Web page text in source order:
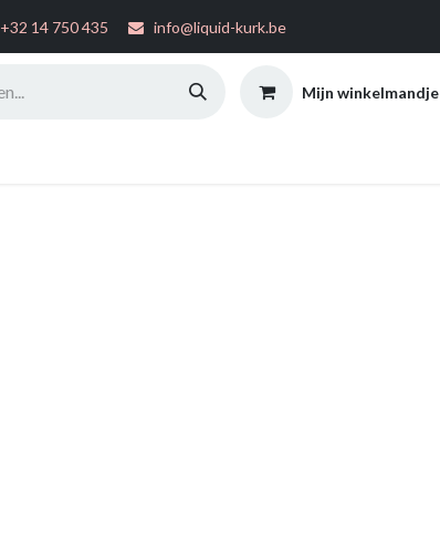
+32 14 750 435 info@liquid-kurk.be
Mijn winkelmandje